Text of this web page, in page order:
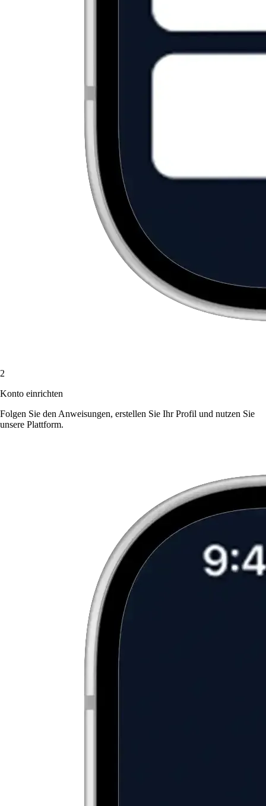
2
Konto einrichten
Folgen Sie den Anweisungen, erstellen Sie Ihr Profil und nutzen Sie
unsere Plattform.